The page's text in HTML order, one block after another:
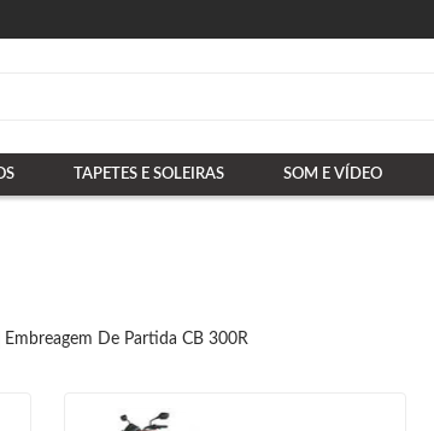
TAPETES E SOLEIRAS SOM E VÍDEO
Embreagem De Partida CB 300R